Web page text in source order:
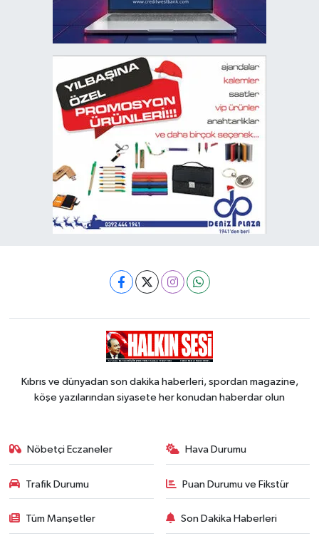
Kıbrıs ve dünyadan son dakika haberleri, spordan magazine,
köşe yazılarından siyasete her konudan haberdar olun
Nöbetçi Eczaneler Hava Durumu
Trafik Durumu Puan Durumu ve Fikstür
Tüm Manşetler Son Dakika Haberleri